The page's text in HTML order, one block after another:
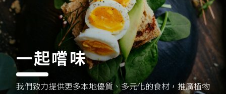
一起嚐味
我們致力提供更多本地優質、多元化的食材，推廣植物